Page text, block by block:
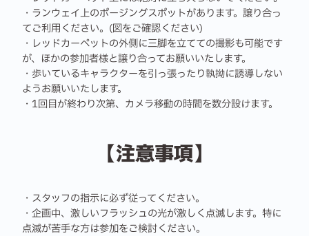
・ランウェイ上のポージングスポットがあります。譲り合っ
てご利用ください。(図をご確認ください)
・レッドカーペットの外側に三脚を立てての撮影も可能です
が、ほかの参加者様と譲り合ってお願いいたします。
・歩いているキャラクターを引っ張ったり執拗に誘導しない
ようお願いいたします。
・1回目が終わり次第、カメラ移動の時間を数分設けます。
【注意事項】
・スタッフの指示に必ず従ってください。
・企画中、激しいフラッシュの光が激しく点滅します。特に
点滅が苦手な方は参加をご検討ください。